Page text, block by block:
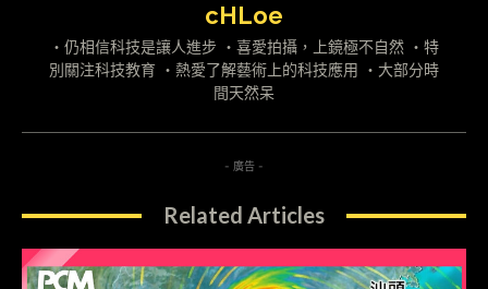
cHLoe
・仍相信科技是讓人進步 ・喜愛拍攝，上鏡極不自然 ・特
別關注科技教育 ・熱愛了解藝術上的科技應用 ・大部分時
間天然呆
- 廣告 -
Related Articles